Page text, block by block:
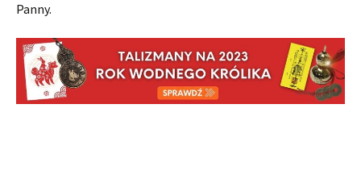
Panny.